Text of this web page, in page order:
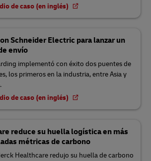
de caso (en inglés)
Schneider Electric para lanzar un
envío
implementó con éxito dos puentes de
los primeros en la industria, entre Asia y
de caso (en inglés)
reduce su huella logística en más
métricas de carbono
Healthcare redujo su huella de carbono